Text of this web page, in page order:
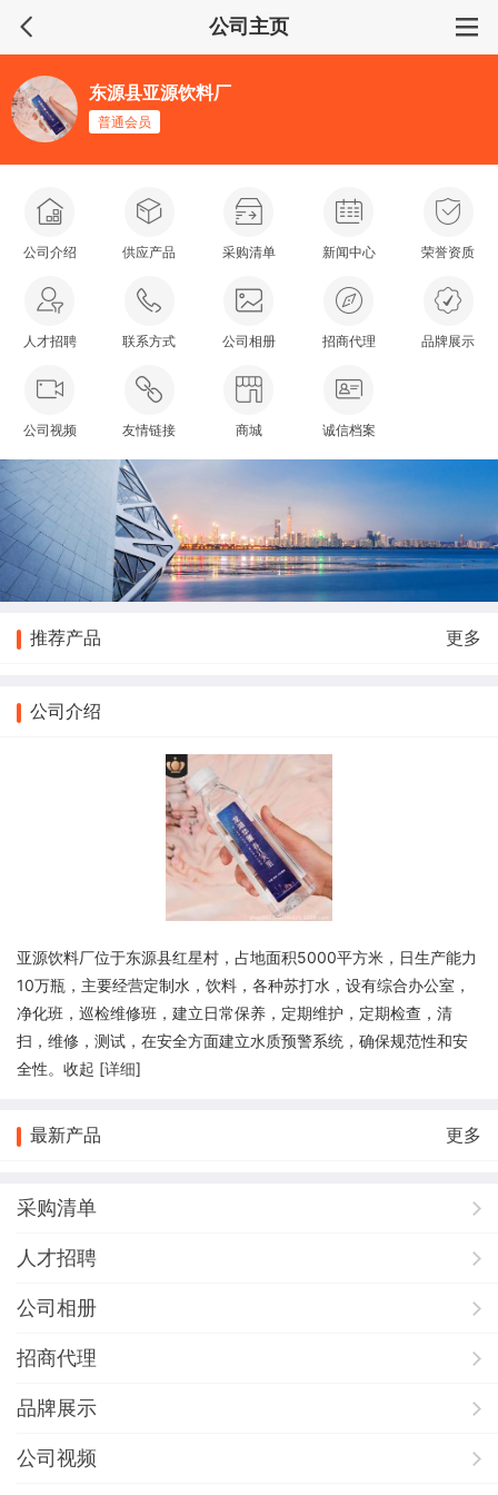
公司主页
东源县亚源饮料厂
普通会员
公司介绍 供应产品 采购清单 新闻中心 荣誉资质
人才招聘 联系方式 公司相册 招商代理 品牌展示
公司视频 友情链接 商城 诚信档案
推荐产品 更多
公司介绍
亚源饮料厂位于东源县红星村，占地面积5000平方米，日生产能力
10万瓶，主要经营定制水，饮料，各种苏打水，设有综合办公室，
净化班，巡检维修班，建立日常保养，定期维护，定期检查，清
扫，维修，测试，在安全方面建立水质预警系统，确保规范性和安
全性。收起 [详细]
最新产品 更多
采购清单
人才招聘
公司相册
招商代理
品牌展示
公司视频